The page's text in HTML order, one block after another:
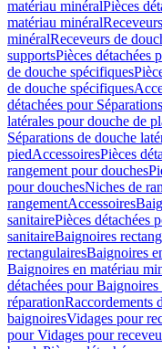
matériau minéralPièces
matériau minéral
minéralReceveurs de
supportsPièces détachées
de douche spécifiques
de douche spécifiques
détachées pour
latérales pour douche de
Séparations de douche
piedAccessoiresPièces
rangement pour douches
pour douchesNiches de
rangementAccessoires
sanitairePièces détachées
sanitaireBaignoires
rectangulairesBaignoires
Baignoires en matériau
détachées pour Baignoires
réparationRaccordements
baignoiresVidages pour
pour Vidages pour